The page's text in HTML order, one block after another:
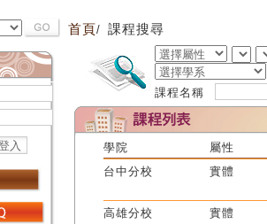
首頁/ 課程搜尋
課程名稱
學院 屬性
台中分校
實體
高雄分校
實體